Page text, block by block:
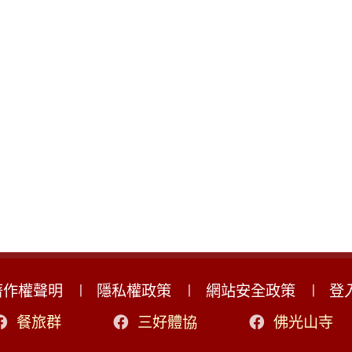
權聲明 隱私權政策 網站安全政策
登
餐旅群
三好體協 佛光山寺